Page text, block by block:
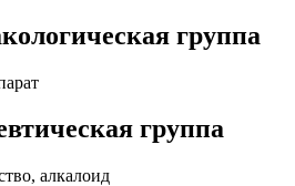
группа
группа
алкалоид